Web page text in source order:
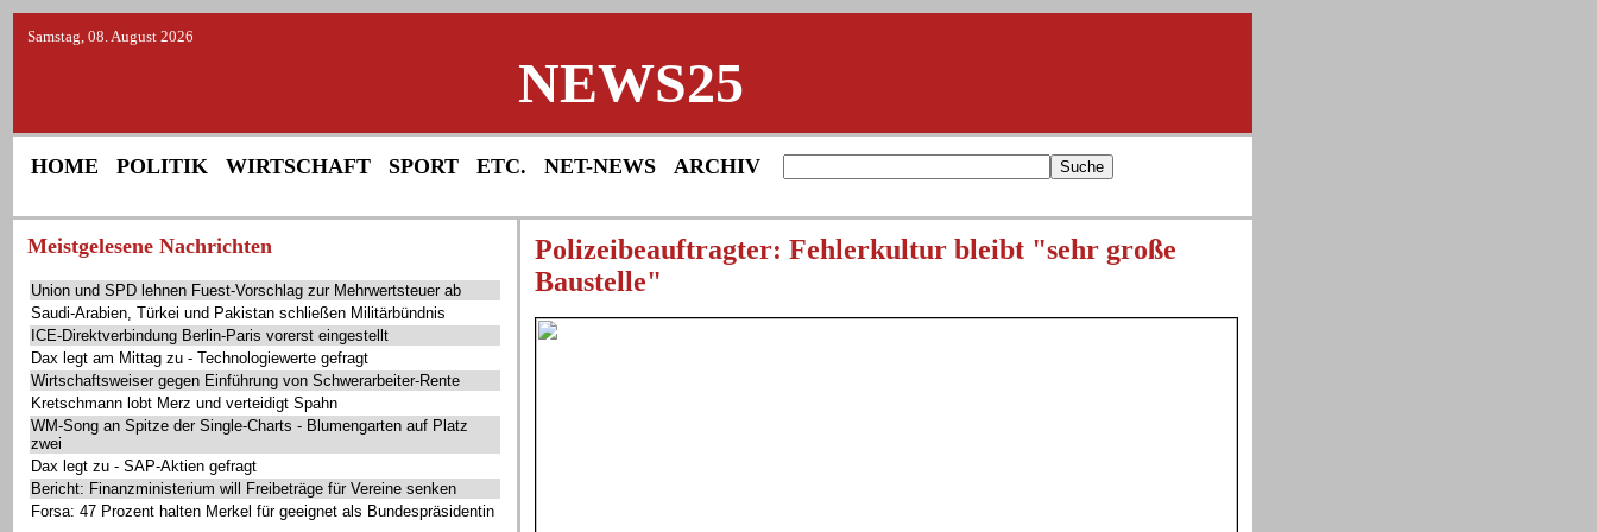
Samstag, 08. August 2026
NEWS25
HOME POLITIK WIRTSCHAFT SPORT ETC. NET-NEWS ARCHIV
Meistgelesene Nachrichten
Union und SPD lehnen Fuest-Vorschlag zur Mehrwertsteuer ab
Saudi-Arabien, Türkei und Pakistan schließen Militärbündnis
ICE-Direktverbindung Berlin-Paris vorerst eingestellt
Dax legt am Mittag zu - Technologiewerte gefragt
Wirtschaftsweiser gegen Einführung von Schwerarbeiter-Rente
Kretschmann lobt Merz und verteidigt Spahn
WM-Song an Spitze der Single-Charts - Blumengarten auf Platz
zwei
Dax legt zu - SAP-Aktien gefragt
Bericht: Finanzministerium will Freibeträge für Vereine senken
Forsa: 47 Prozent halten Merkel für geeignet als Bundespräsidentin
Polizeibeauftragter: Fehlerkultur bleibt "sehr große
Baustelle"